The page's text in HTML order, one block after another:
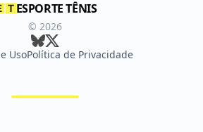
ESPORTE TÊNIS
© 2026
UsoPolítica de Privacidade